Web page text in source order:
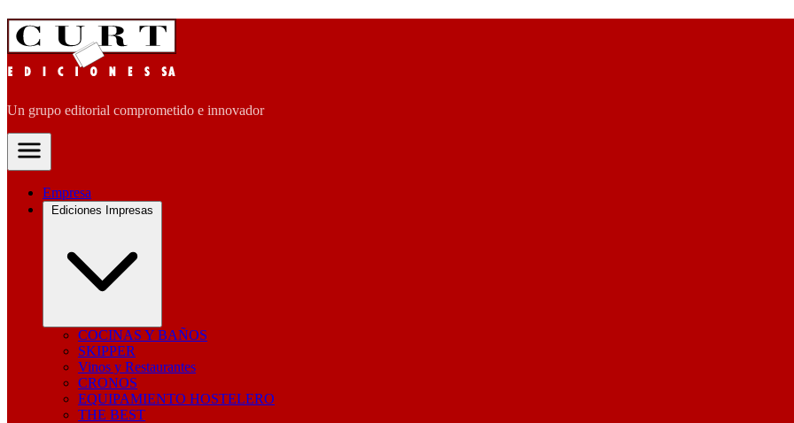
Un grupo editorial comprometido e innovador
Empresa
Ediciones Impresas
COCINAS Y BAÑOS
SKIPPER
Vinos y Restaurantes
CRONOS
EQUIPAMIENTO HOSTELERO
THE BEST